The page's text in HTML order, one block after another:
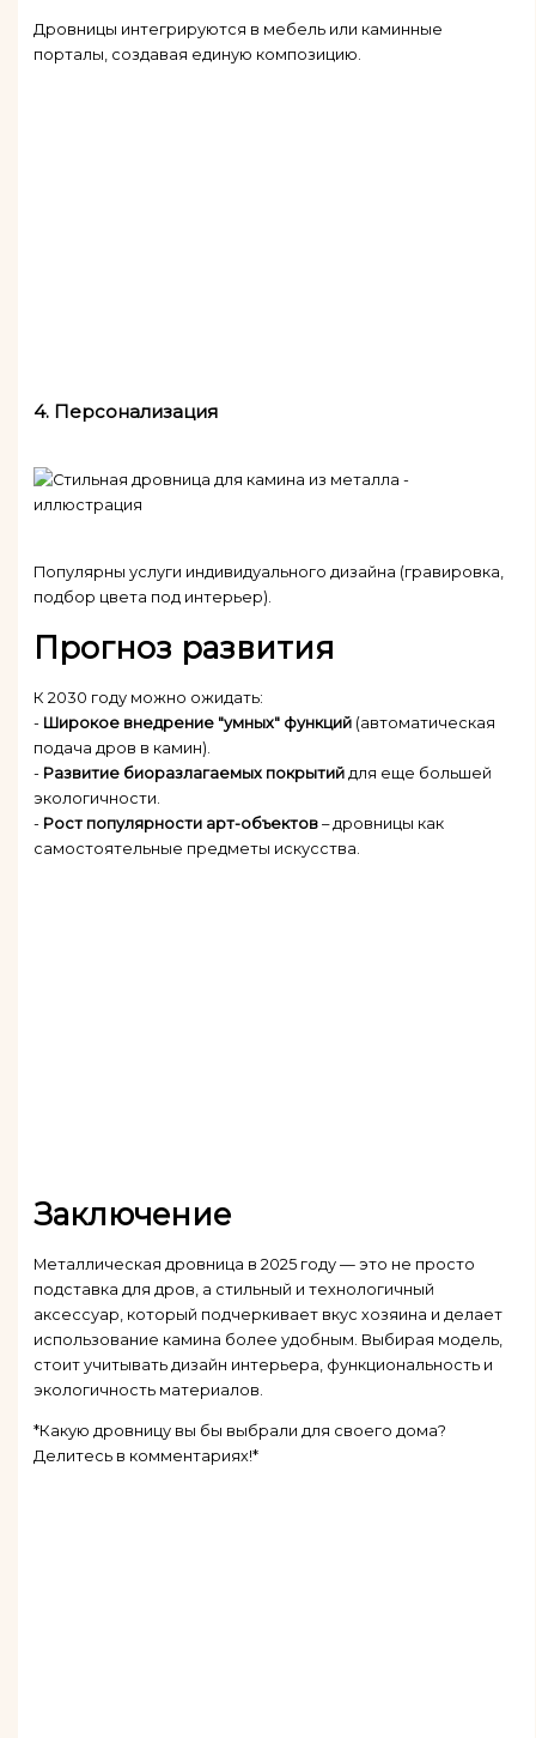
Дровницы интегрируются в мебель или каминные
порталы, создавая единую композицию.
4. Персонализация
Популярны услуги индивидуального дизайна (гравировка,
подбор цвета под интерьер).
Прогноз развития
К 2030 году можно ожидать:
- Широкое внедрение "умных" функций(автоматическая
подача дров в камин).
- Развитие биоразлагаемых покрытийдля еще большей
экологичности.
- Рост популярности арт-объектов– дровницы как
самостоятельные предметы искусства.
Заключение
Металлическая дровница в 2025 году — это не просто
подставка для дров, а стильный и технологичный
аксессуар, который подчеркивает вкус хозяина и делает
использование камина более удобным. Выбирая модель,
стоит учитывать дизайн интерьера, функциональность и
экологичность материалов.
*Какую дровницу вы бы выбрали для своего дома?
Делитесь в комментариях!*